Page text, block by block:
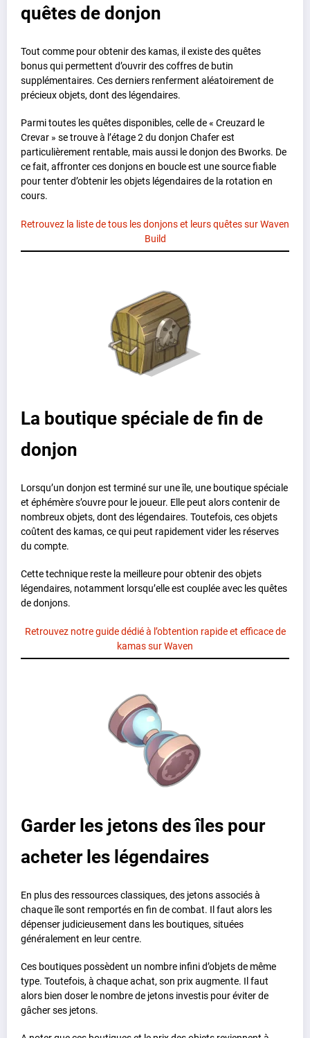
quêtes de donjon
Tout comme pour obtenir des kamas, il existe des quêtes
bonus qui permettent d’ouvrir des coffres de butin
supplémentaires. Ces derniers renferment aléatoirement de
précieux objets, dont des légendaires.
Parmi toutes les quêtes disponibles, celle de « Creuzard le
Crevar » se trouve à l’étage 2 du donjon Chafer est
particulièrement rentable, mais aussi le donjon des Bworks. De
ce fait, affronter ces donjons en boucle est une source fiable
pour tenter d’obtenir les objets légendaires de la rotation en
cours.
Retrouvez la liste de tous les donjons et leurs quêtes sur Waven
Build
La boutique spéciale de fin de
donjon
Lorsqu’un donjon est terminé sur une île, une boutique spéciale
et éphémère s’ouvre pour le joueur. Elle peut alors contenir de
nombreux objets, dont des légendaires. Toutefois, ces objets
coûtent des kamas, ce qui peut rapidement vider les réserves
du compte.
Cette technique reste la meilleure pour obtenir des objets
légendaires, notamment lorsqu’elle est couplée avec les quêtes
de donjons.
Retrouvez notre guide dédié à l’obtention rapide et efficace de
kamas sur Waven
Garder les jetons des îles pour
acheter les légendaires
En plus des ressources classiques, des jetons associés à
chaque île sont remportés en fin de combat. Il faut alors les
dépenser judicieusement dans les boutiques, situées
généralement en leur centre.
Ces boutiques possèdent un nombre infini d’objets de même
type. Toutefois, à chaque achat, son prix augmente. Il faut
alors bien doser le nombre de jetons investis pour éviter de
gâcher ses jetons.